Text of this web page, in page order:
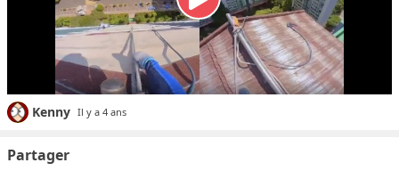
Kenny Il y a 4 ans
Partager